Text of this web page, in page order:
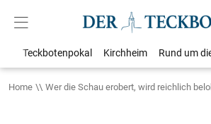
Teckbotenpokal Kirchheim Rund um
Home Wer die Schau erobert, wird reichlich